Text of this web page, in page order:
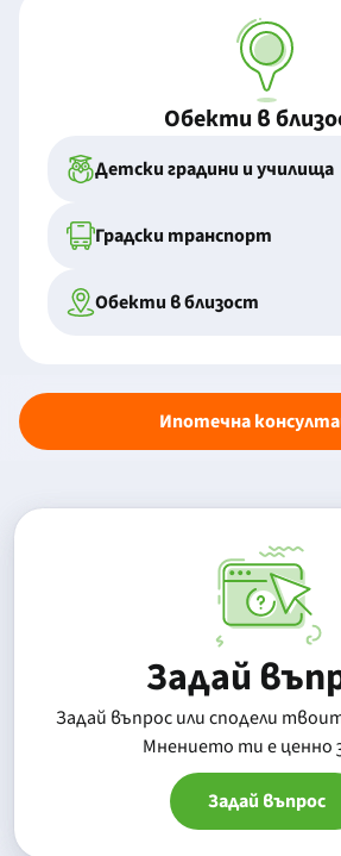
Обекти в
Детски градини и училища
Градски транспорт
Обекти в близост
Ипотечна
Задай
Задай въпрос или сподели
Mнението ти е ценно
Задай въпрос